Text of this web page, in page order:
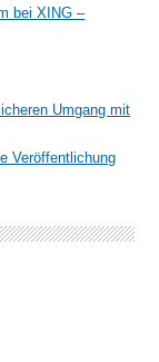
bei XING –
Umgang mit
Veröffentlichung